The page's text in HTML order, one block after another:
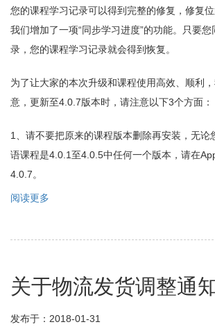
您的课程学习记录可以得到完整的修复，修复位
我们增加了一项“同步学习进度”的功能。只要
录，您的课程学习记录就会得到恢复。
为了让大家的本次升级和课程使用高效、顺利
意，更新至4.0.7版本时，请注意以下3个方面：
1、请不要把原来的课程版本删除再安装，无论
语课程是4.0.1至4.0.5中任何一个版本，请在
4.0.7。
阅读更多
习
问
题
复
关于物流发货调整通
发布于：2018-01-31